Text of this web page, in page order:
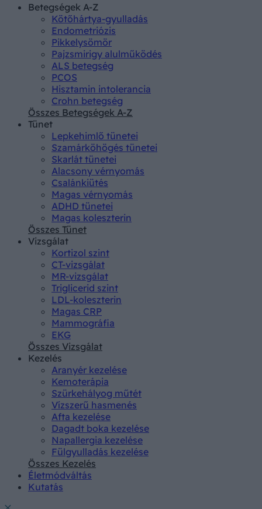
Betegségek A-Z
Kötőhártya-gyulladás
Endometriózis
Pikkelysömör
Pajzsmirigy alulműködés
ALS betegség
PCOS
Hisztamin intolerancia
Crohn betegség
Összes Betegségek A-Z
Tünet
Lepkehimlő tünetei
Szamárköhögés tünetei
Skarlát tünetei
Alacsony vérnyomás
Csalánkiütés
Magas vérnyomás
ADHD tünetei
Magas koleszterin
Összes Tünet
Vizsgálat
Kortizol szint
CT-vizsgálat
MR-vizsgálat
Triglicerid szint
LDL-koleszterin
Magas CRP
Mammográfia
EKG
Összes Vizsgálat
Kezelés
Aranyér kezelése
Kemoterápia
Szürkehályog műtét
Vízszerű hasmenés
Afta kezelése
Dagadt boka kezelése
Napallergia kezelése
Fülgyulladás kezelése
Összes Kezelés
Életmódváltás
Kutatás